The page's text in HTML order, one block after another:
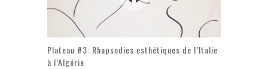
Plateau #3: Rhapsodies esthétiques de l’Italie
à l’Algérie